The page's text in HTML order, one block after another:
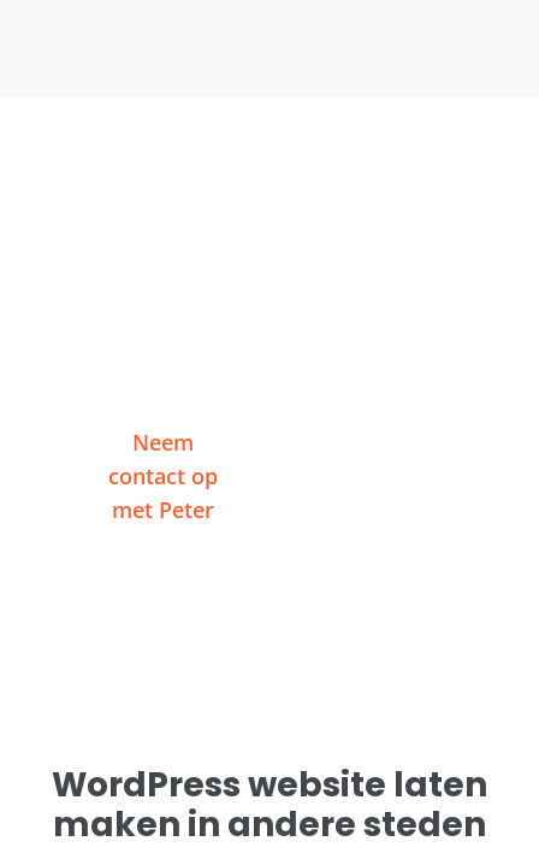
Neem
contact op
met Peter
WordPress website laten
maken in andere steden